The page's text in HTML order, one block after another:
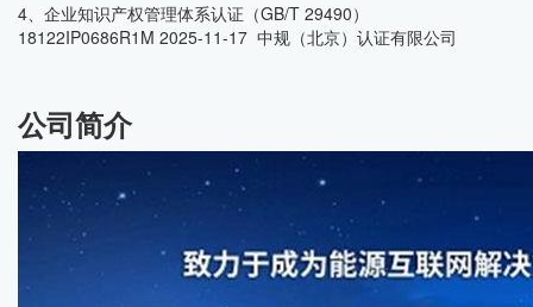
4、企业知识产权管理体系认证（GB/T 29490）
18122IP0686R1M 2025-11-17 中规（北京）认证有限公司
公司简介